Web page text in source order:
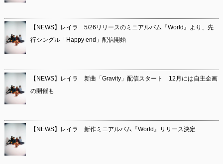
【NEWS】レイラ 5/26リリースのミニアルバム『World』より、先
行シングル「Happy end」配信開始
【NEWS】レイラ 新曲「Gravity」配信スタート 12月には自主企画
の開催も
【NEWS】レイラ 新作ミニアルバム『World』リリース決定